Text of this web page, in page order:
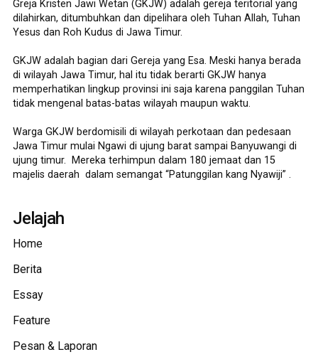
Greja Kristen Jawi Wetan (GKJW) adalah gereja teritorial yang
dilahirkan, ditumbuhkan dan dipelihara oleh Tuhan Allah, Tuhan
Yesus dan Roh Kudus di Jawa Timur.
GKJW adalah bagian dari Gereja yang Esa. Meski hanya berada
di wilayah Jawa Timur, hal itu tidak berarti GKJW hanya
memperhatikan lingkup provinsi ini saja karena panggilan Tuhan
tidak mengenal batas-batas wilayah maupun waktu.
Warga GKJW berdomisili di wilayah perkotaan dan pedesaan
Jawa Timur mulai Ngawi di ujung barat sampai Banyuwangi di
ujung timur. Mereka terhimpun dalam 180 jemaat dan 15
majelis daerah dalam semangat “Patunggilan kang Nyawiji” .
Jelajah
Home
Berita
Essay
Feature
Pesan & Laporan